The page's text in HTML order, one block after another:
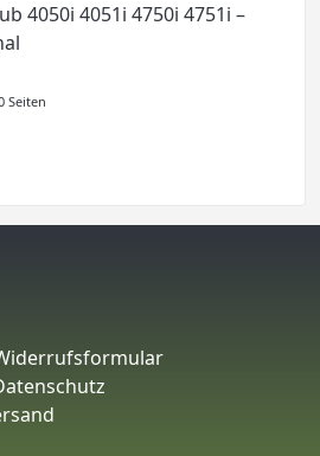
4050i 4051i 4750i 4751i –
Seiten